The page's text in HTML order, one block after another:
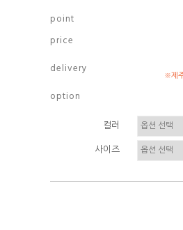
p o i n t
p r i c e
d e l i v e r y
※제
o p t i o n
컬러
사이즈